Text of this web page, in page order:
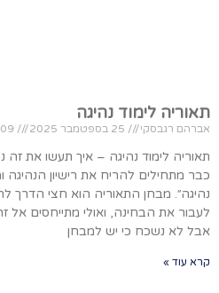
תאוריה לימוד נהיגה
אברהם רגבסקי
תאוריה לימוד נהיגה – איך תעשו את זה
כבר מתחילים להריח את רישיון הנהיגה
נהיגה״. מבחן התאוריה הוא חצי הדרך
לעבור את הבחינה, ואולי מתייחסים אל
אבל לא נשכח כי יש למבחן
קרא עוד »